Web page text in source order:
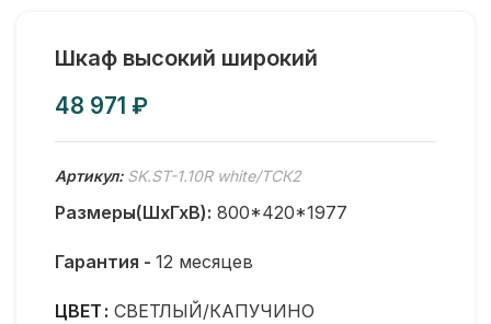
Шкаф высокий широкий
₽
Артикул: SK.ST-1.10R white/ТСК2
Размеры(ШхГхВ): 800*420*1977
Гарантия - 12 месяцев
ЦВЕТ СВЕТЛЫЙ/КАПУЧИНО